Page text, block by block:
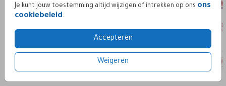
Je kunt jouw toestemming altijd wijzigen of intrekken op ons ons
cookiebeleid.
Accepteren
Weigeren